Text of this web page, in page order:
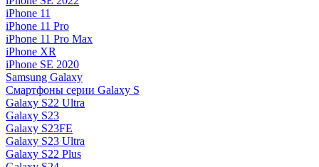
iPhone 11
iPhone 11 Pro
iPhone 11 Pro Max
iPhone XR
iPhone SE 2020
Samsung Galaxy
Смартфоны серии Galaxy S
Galaxy S22 Ultra
Galaxy S23
Galaxy S23FE
Galaxy S23 Ultra
Galaxy S22 Plus